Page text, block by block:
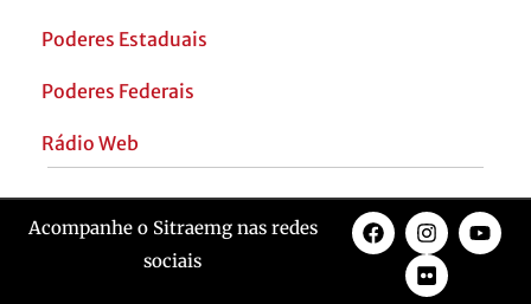
Poderes Estaduais
Poderes Federais
Rádio Web
Acompanhe o Sitraemg nas redes
sociais